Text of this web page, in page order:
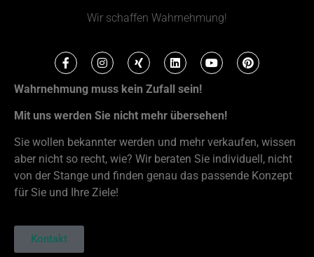
Wir schaffen Wahrnehmung!
Wahrnehmung muss kein Zufall sein!
Mit uns werden Sie nicht mehr übersehen!
Sie wollen bekannter werden und mehr verkaufen, wissen
aber nicht so recht, wie? Wir beraten Sie individuell, nicht
von der Stange und finden genau das passende Konzept
für Sie und Ihre Ziele!
Kontakt